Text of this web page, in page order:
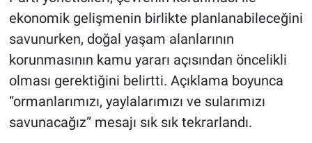
ekonomik gelişmenin birlikte planlanabileceğini
savunurken, doğal yaşam alanlarının
korunmasının kamu yararı açısından öncelikli
olması gerektiğini belirtti. Açıklama boyunca
“ormanlarımızı, yaylalarımızı ve sularımızı
savunacağız” mesajı sık sık tekrarlandı.